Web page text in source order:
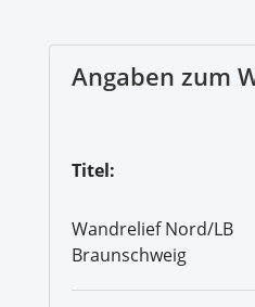
Angaben zum
Titel:
Wandrelief Nord/LB
Braunschweig